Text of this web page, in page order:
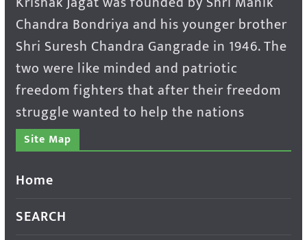
Chandra Bondriya and his younger brother
Shri Suresh Chandra Gangrade in 1946. The
two were like minded and patriotic
freedom fighters that after their freedom
struggle wanted to help the nations
Site Map
Home
SEARCH